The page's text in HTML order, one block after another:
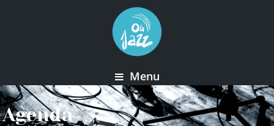
Menu
Agenda